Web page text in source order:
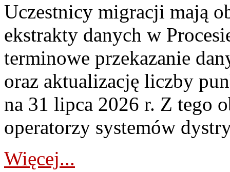
Uczestnicy migracji mają
ekstrakty danych w
terminowe przekazanie
oraz aktualizację liczby
na 31 lipca 2026 r. Z tego
operatorzy systemów
Więcej...